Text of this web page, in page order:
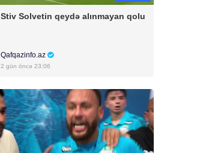
Stiv Solvetin qeydə alınmayan qolu
Qafqazinfo.az
2 gün öncə 23:06